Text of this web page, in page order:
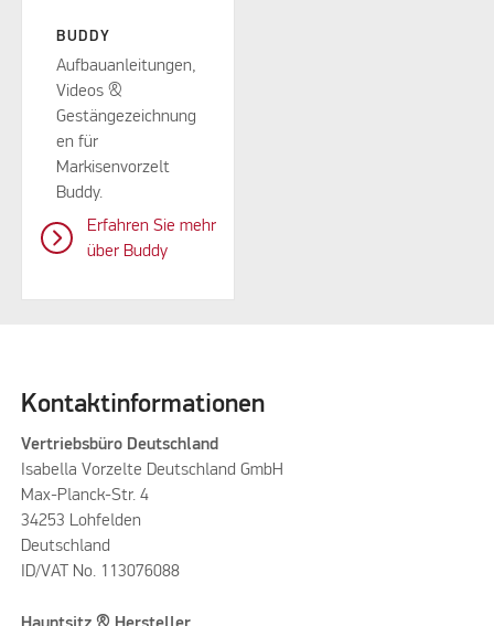
BUDDY
Aufbauanleitungen,
Videos &
Gestängezeichnung
en für
Markisenvorzelt
Buddy.
Erfahren Sie mehr
über Buddy
Kontaktinformationen
Vertriebsbüro Deutschland
Isabella Vorzelte Deutschland GmbH
Max-Planck-Str. 4
34253 Lohfelden
Deutschland
ID/VAT No. 113076088